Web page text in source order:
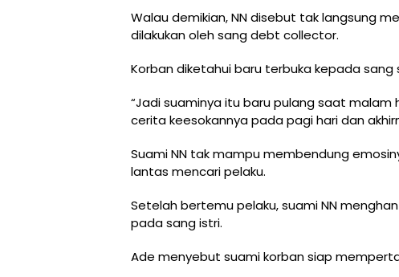
Walau demikian, NN disebut tak langsung
dilakukan oleh sang debt collector.
Korban diketahui baru terbuka kepada sang
“Jadi suaminya itu baru pulang saat malam
cerita keesokannya pada pagi hari dan
Suami NN tak mampu membendung
lantas mencari pelaku.
Setelah bertemu pelaku, suami NN
pada sang istri.
Ade menyebut suami korban siap